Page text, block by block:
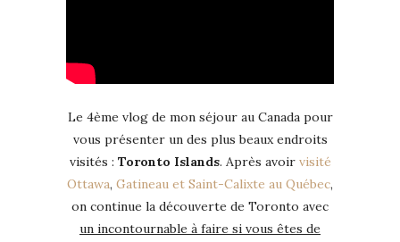
Le 4ème vlog de mon séjour au Canada pour
vous présenter un des plus beaux endroits
visités : Toronto Islands. Après avoir visité
Ottawa, Gatineau et Saint-Calixte au Québec,
on continue la découverte de Toronto avec
un incontournable à faire si vous êtes de